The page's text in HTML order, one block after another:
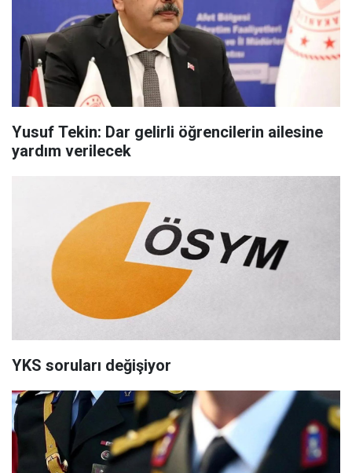
Yusuf Tekin: Dar gelirli öğrencilerin ailesine
yardım verilecek
YKS soruları değişiyor